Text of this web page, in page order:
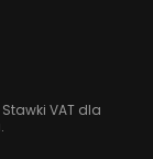
Stawki VAT dla
.